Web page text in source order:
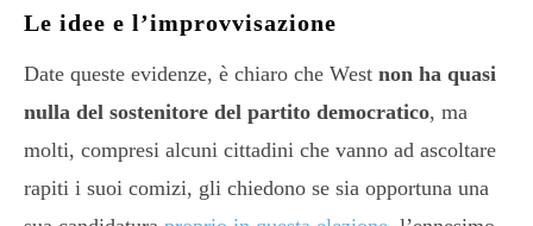
Le idee e l’improvvisazione
Date queste evidenze, è chiaro che West non ha quasi
nulla del sostenitore del partito democratico, ma
molti, compresi alcuni cittadini che vanno ad ascoltare
rapiti i suoi comizi, gli chiedono se sia opportuna una